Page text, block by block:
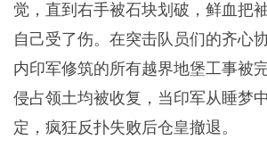
觉，直到右手被石块划破，鲜血把
自己受了伤。在突击队员们的齐心
内印军修筑的所有越界地堡工事被
侵占领土均被收复，当印军从睡梦
定，疯狂反扑失败后仓皇撤退。